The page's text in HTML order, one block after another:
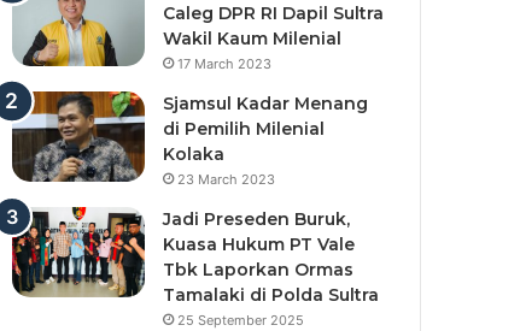
Caleg DPR RI Dapil Sultra
Wakil Kaum Milenial
17 March 2023
Sjamsul Kadar Menang
di Pemilih Milenial
Kolaka
23 March 2023
Jadi Preseden Buruk,
Kuasa Hukum PT Vale
Tbk Laporkan Ormas
Tamalaki di Polda Sultra
25 September 2025